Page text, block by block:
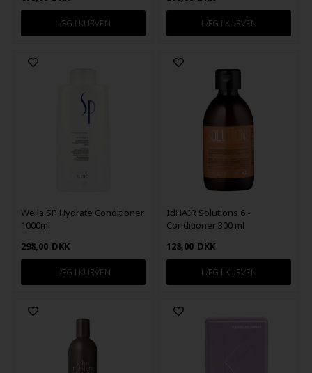
Wella SP Hydrate Conditioner
1000ml
298,00 DKK
IdHAIR Solutions 6 -
Conditioner 300 ml
128,00 DKK